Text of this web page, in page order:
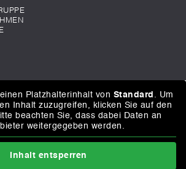
Platzhalterinhalt von Standard
. Um
Inhalt zuzugreifen, klicken Sie auf den
beachten Sie, dass dabei Daten an
weitergegeben werden.
Inhalt entsperren